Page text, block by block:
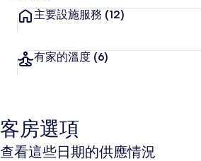
主要設施服務 (12)
有家的溫度 (6)
客房選項
查看這些日期的供應情況